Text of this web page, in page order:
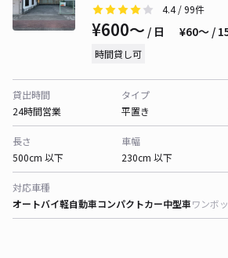
4.4/ 99件
¥600〜 / 日 ¥60〜 /
時間貸し可
貸出時間
24時間営業
タイプ
平置き
長さ
500cm 以下
車幅
230cm 以下
対応車種
オートバイ軽自動車コンパクトカー中型車ワンボ